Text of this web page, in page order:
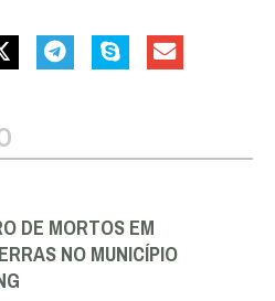
DE MORTOS EM
NO MUNICÍPIO